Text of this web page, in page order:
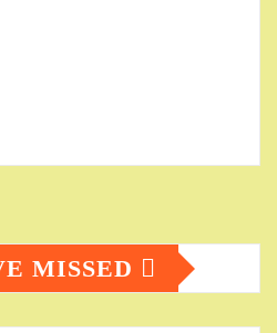
MISSED